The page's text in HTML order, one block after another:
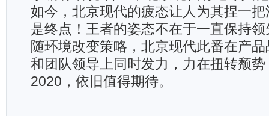
如今，北京现代的疲态让人为其捏一
是终点！王者的姿态不在于一直保持
随环境改变策略，北京现代此番在产
和团队领导上同时发力，力在扭转颓
2020，依旧值得期待。